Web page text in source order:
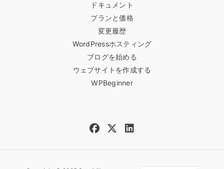
ドキュメント
プランと価格
変更履歴
WordPressホスティング
ブログを始める
ウェブサイトを作成する
WPBeginner